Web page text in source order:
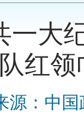
一大
红
源：中国